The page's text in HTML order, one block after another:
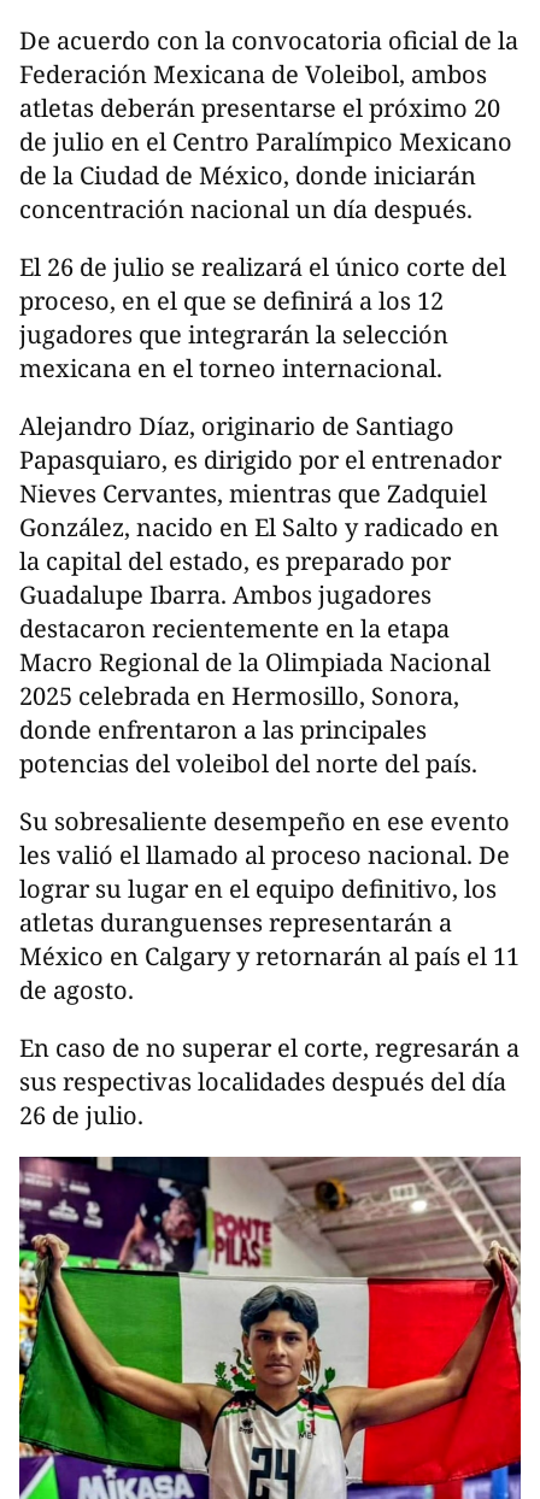
De acuerdo con la convocatoria oficial de la
Federación Mexicana de Voleibol, ambos
atletas deberán presentarse el próximo 20
de julio en el Centro Paralímpico Mexicano
de la Ciudad de México, donde iniciarán
concentración nacional un día después.
El 26 de julio se realizará el único corte del
proceso, en el que se definirá a los 12
jugadores que integrarán la selección
mexicana en el torneo internacional.
Alejandro Díaz, originario de Santiago
Papasquiaro, es dirigido por el entrenador
Nieves Cervantes, mientras que Zadquiel
González, nacido en El Salto y radicado en
la capital del estado, es preparado por
Guadalupe Ibarra. Ambos jugadores
destacaron recientemente en la etapa
Macro Regional de la Olimpiada Nacional
2025 celebrada en Hermosillo, Sonora,
donde enfrentaron a las principales
potencias del voleibol del norte del país.
Su sobresaliente desempeño en ese evento
les valió el llamado al proceso nacional. De
lograr su lugar en el equipo definitivo, los
atletas duranguenses representarán a
México en Calgary y retornarán al país el 11
de agosto.
En caso de no superar el corte, regresarán a
sus respectivas localidades después del día
26 de julio.